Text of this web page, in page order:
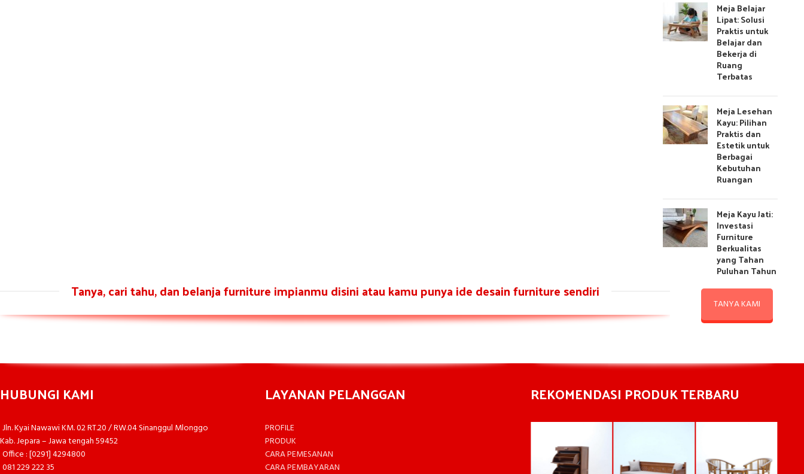
Meja Belajar
Lipat: Solusi
Praktis untuk
Belajar dan
Bekerja di
Ruang
Terbatas
Meja Lesehan
Kayu: Pilihan
Praktis dan
Estetik untuk
Berbagai
Kebutuhan
Ruangan
Meja Kayu Jati:
Investasi
Furniture
Berkualitas
yang Tahan
Puluhan Tahun
Tanya, cari tahu, dan belanja furniture impianmu disini atau kamu punya ide desain furniture sendiri
TANYA KAMI
HUBUNGI KAMI
Jln. Kyai Nawawi KM. 02 RT.20 / RW.04 Sinanggul Mlonggo
Kab. Jepara – Jawa tengah 59452
Office : [0291] 4294800
081 229 222 35
LAYANAN PELANGGAN
PROFILE
PRODUK
CARA PEMESANAN
CARA PEMBAYARAN
REKOMENDASI PRODUK TERBARU